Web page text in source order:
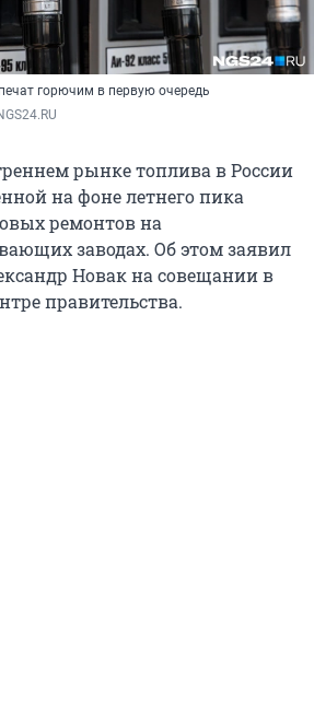
горючим в первую очередь
рынке топлива в России
на фоне летнего пика
ремонтов на
заводах. Об этом заявил
Новак на совещании в
правительства.